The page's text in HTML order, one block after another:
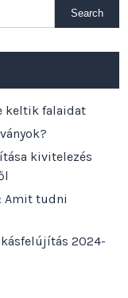
keltik falaidat
kivitelezés
Amit tudni
2024-